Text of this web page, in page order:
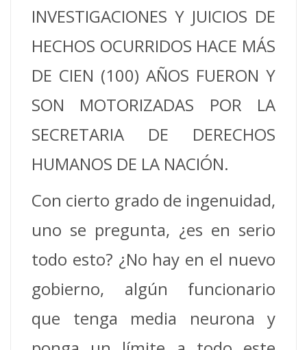
INVESTIGACIONES Y JUICIOS DE
HECHOS OCURRIDOS HACE MÁS
DE CIEN (100) AÑOS FUERON Y
SON MOTORIZADAS POR LA
SECRETARIA DE DERECHOS
HUMANOS DE LA NACIÓN.
Con cierto grado de ingenuidad,
uno se pregunta, ¿es en serio
todo esto? ¿No hay en el nuevo
gobierno, algún funcionario
que tenga media neurona y